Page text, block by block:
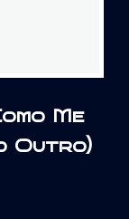
Me
Outro)